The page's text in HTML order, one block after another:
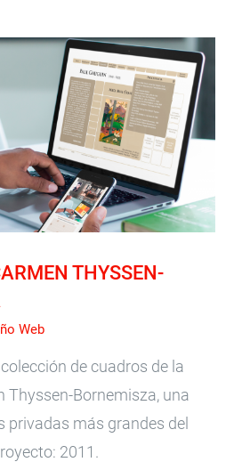
Modelismo 3D
THYSSEN-
Web
de cuadros de la
Thyssen-Bornemisza, una
privadas más grandes del
2011.